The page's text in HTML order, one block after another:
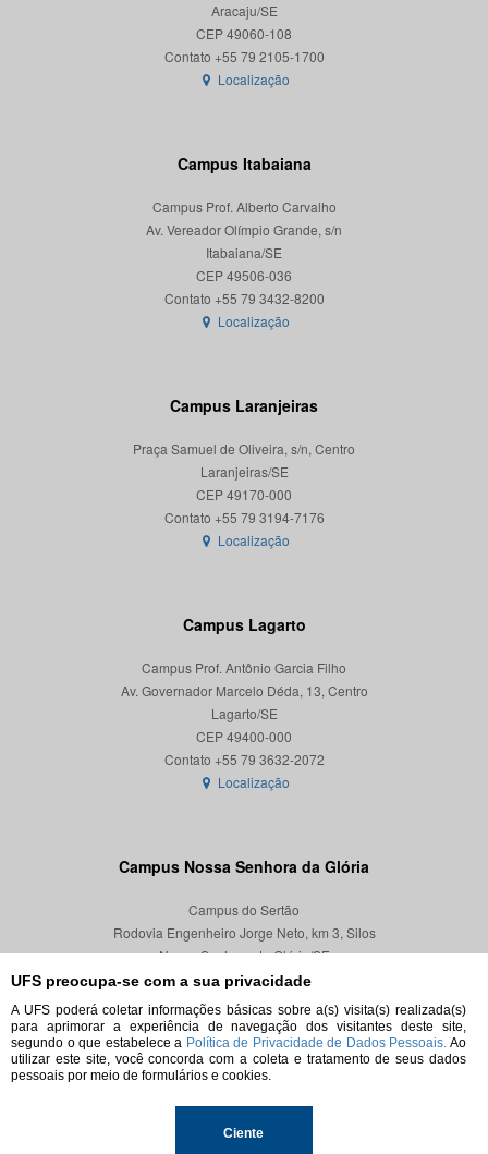
UFS preocupa-se com a sua privacidade
A UFS poderá coletar informações básicas sobre a(s) visita(s) realizada(s)
para aprimorar a experiência de navegação dos visitantes deste site,
segundo o que estabelece a Política de Privacidade de Dados Pessoais. Ao
utilizar este site, você concorda com a coleta e tratamento de seus dados
pessoais por meio de formulários e cookies.
Ciente
Aracaju/SE
CEP 49060-108
Localização
Campus Itabaiana
Campus Prof. Alberto Carvalho
Av. Vereador Olímpio Grande, s/n
Itabaiana/SE
CEP 49506-036
Localização
Campus Laranjeiras
Praça Samuel de Oliveira, s/n, Centro
Laranjeiras/SE
CEP 49170-000
Localização
Campus Lagarto
Campus Prof. Antônio Garcia Filho
Av. Governador Marcelo Déda, 13, Centro
Lagarto/SE
CEP 49400-000
Localização
Campus Nossa Senhora da Glória
Campus do Sertão
Rodovia Engenheiro Jorge Neto, km 3, Silos
Nossa Senhora da Glória/SE
CEP 49680-000
Localização
© 2026. Todos os direitos reservados.